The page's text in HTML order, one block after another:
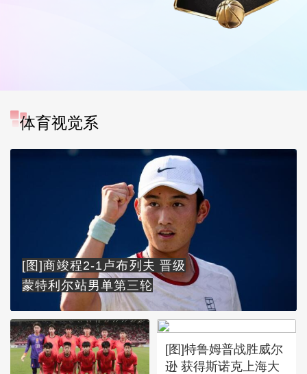
体育视觉系
[图]商竣程2-1卢布列夫 晋级
蒙特利尔站男单第三轮
[图]特鲁姆普战胜威尔
逊 获得斯诺克上海大